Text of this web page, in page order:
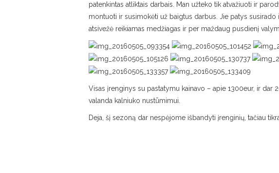
patenkintas atliktais darbais. Man užteko tik atvažiuoti ir
montuoti ir susimokėti už baigtus darbus. Jie patys susirado
atsivežė reikiamas medžiagas ir per maždaug pusdienį
Visas įrenginys su pastatymu kainavo – apie 1300eur, ir dar
valanda kalniuko nustūmimui.
Deja, šį sezoną dar nespėjome išbandyti įrenginių, tačiau